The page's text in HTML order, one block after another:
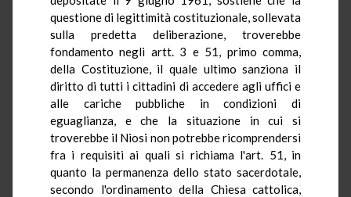
questione di legittimità costituzionale, sollevata
sulla predetta deliberazione, troverebbe
fondamento negli artt. 3 e 51, primo comma,
della Costituzione, il quale ultimo sanziona il
diritto di tutti i cittadini di accedere agli uffici e
alle cariche pubbliche in condizioni di
eguaglianza, e che la situazione in cui si
troverebbe il Niosi non potrebbe ricomprendersi
fra i requisiti ai quali si richiama l'art. 51, in
quanto la permanenza dello stato sacerdotale,
secondo l'ordinamento della Chiesa cattolica,